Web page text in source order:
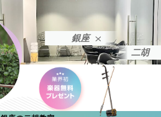
銀座
二胡